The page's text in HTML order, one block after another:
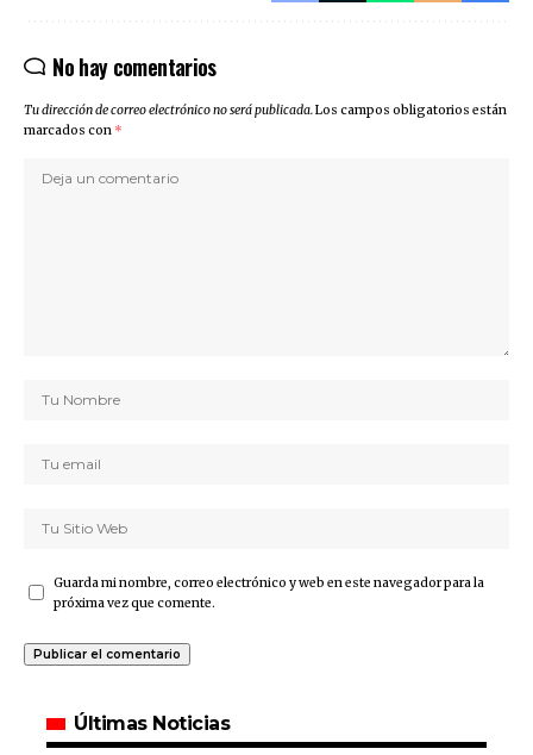
No hay comentarios
Tu dirección de correo electrónico no será publicada.Los campos obligatorios están
marcados con *
Guarda mi nombre, correo electrónico y web en este navegador para la
próxima vez que comente.
Últimas Noticias